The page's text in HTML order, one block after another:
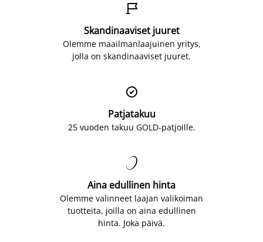

Skandinaaviset juuret
Olemme maailmanlaajuinen yritys,
jolla on skandinaaviset juuret.

Patjatakuu
25 vuoden takuu GOLD-patjoille.

Aina edullinen hinta
Olemme valinneet laajan valikoiman
tuotteita, joilla on aina edullinen
hinta. Joka päivä.